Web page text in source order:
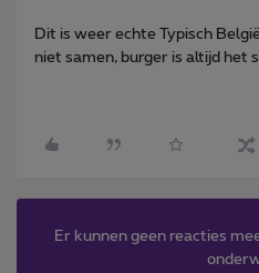
Dit is weer echte Typisch
niet samen, burger is altijd het
Er kunnen geen reacties